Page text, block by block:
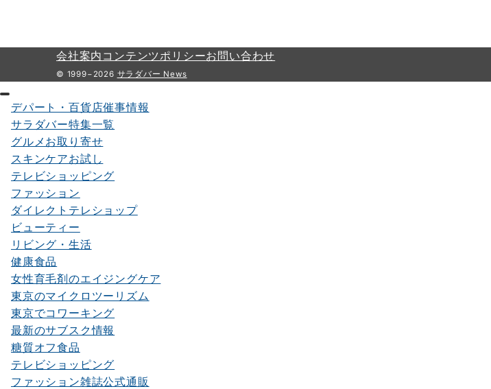
会社案内 コンテンツポリシーお問い合わせ
© 1999−2026 サラダバー News
デパート・百貨店催事情報
サラダバー特集一覧
グルメお取り寄せ
スキンケアお試し
テレビショッピング
ファッション
ダイレクトテレショップ
ビューティー
リビング・生活
健康食品
女性育毛剤のエイジングケア
東京のマイクロツーリズム
東京でコワーキング
最新のサブスク情報
糖質オフ食品
テレビショッピング
ファッション雑誌公式通販